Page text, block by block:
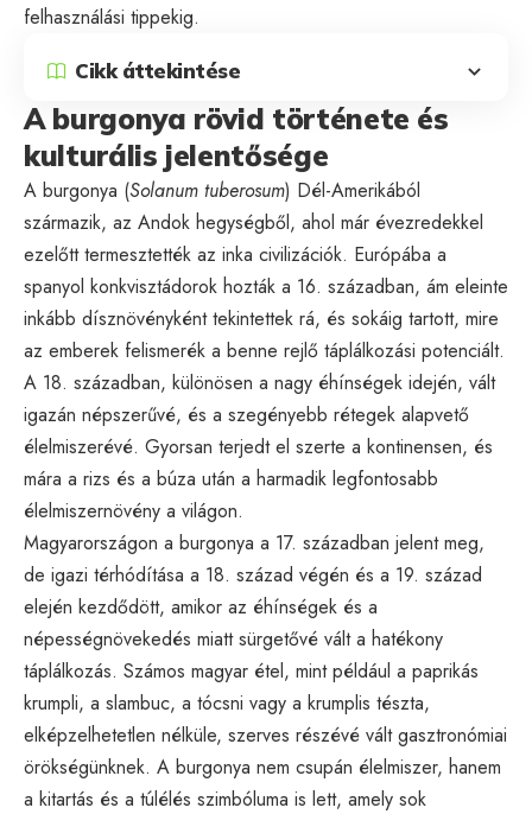
felhasználási tippekig.
Cikk áttekintése
A burgonya rövid története és
kulturális jelentősége
A burgonya (Solanum tuberosum) Dél-Amerikából
származik, az Andok hegységből, ahol már évezredekkel
ezelőtt termesztették az inka civilizációk. Európába a
spanyol konkvisztádorok hozták a 16. században, ám eleinte
inkább dísznövényként tekintettek rá, és sokáig tartott, mire
az emberek felismerék a benne rejlő táplálkozási potenciált.
A 18. században, különösen a nagy éhínségek idején, vált
igazán népszerűvé, és a szegényebb rétegek alapvető
élelmiszerévé. Gyorsan terjedt el szerte a kontinensen, és
mára a rizs és a búza után a harmadik legfontosabb
élelmiszernövény a világon.
Magyarországon a burgonya a 17. században jelent meg,
de igazi térhódítása a 18. század végén és a 19. század
elején kezdődött, amikor az éhínségek és a
népességnövekedés miatt sürgetővé vált a hatékony
táplálkozás. Számos magyar étel, mint például a paprikás
krumpli, a slambuc, a tócsni vagy a krumplis tészta,
elképzelhetetlen nélküle, szerves részévé vált gasztronómiai
örökségünknek. A burgonya nem csupán élelmiszer, hanem
a kitartás és a túlélés szimbóluma is lett, amely sok